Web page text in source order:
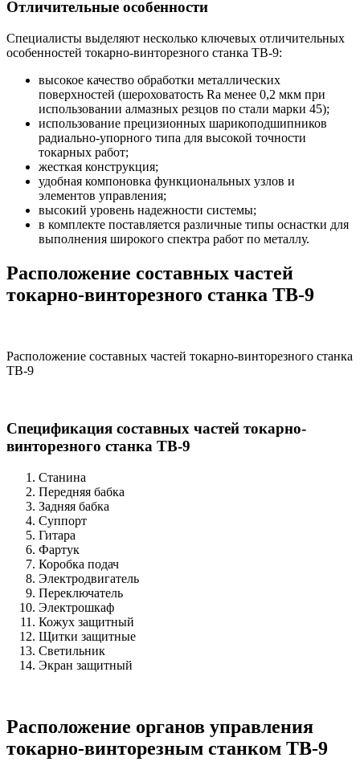
Отличительные особенности
Специалисты выделяют несколько ключевых отличительных
особенностей токарно-винторезного станка ТВ-9:
высокое качество обработки металлических
поверхностей (шероховатость Ra менее 0,2 мкм при
использовании алмазных резцов по стали марки 45);
использование прецизионных шарикоподшипников
радиально-упорного типа для высокой точности
токарных работ;
жесткая конструкция;
удобная компоновка функциональных узлов и
элементов управления;
высокий уровень надежности системы;
в комплекте поставляется различные типы оснастки для
выполнения широкого спектра работ по металлу.
Расположение составных частей
токарно-винторезного станка ТВ-9
Расположение составных частей токарно-винторезного станка
ТВ-9
Спецификация составных частей токарно-
винторезного станка ТВ-9
Станина
Передняя бабка
Задняя бабка
Суппорт
Гитара
Фартук
Коробка подач
Электродвигатель
Переключатель
Электрошкаф
Кожух защитный
Щитки защитные
Светильник
Экран защитный
Расположение органов управления
токарно-винторезным станком ТВ-9